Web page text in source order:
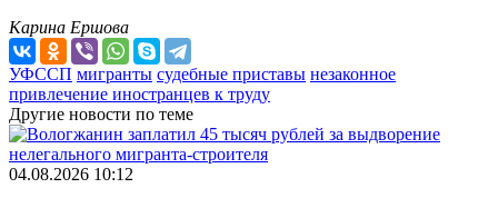
Карина Ершова
УФССП мигранты судебные приставы незаконное
привлечение иностранцев к труду
Другие новости по теме
04.08.2026 10:12